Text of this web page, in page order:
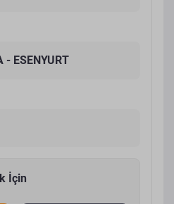
- ESENYURT
İçin